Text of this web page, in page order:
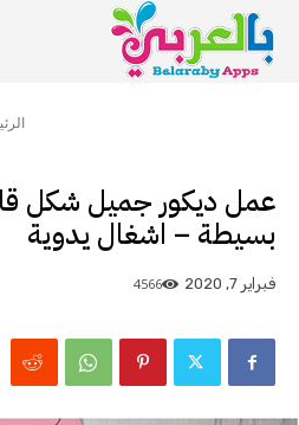
عمل ديكور جميل شكل
بسيطة – اشغال يدوية
فبراير 7, 2020 4566